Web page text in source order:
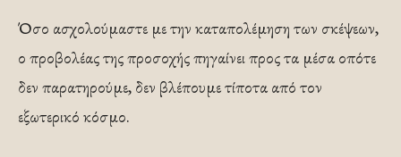
Όσο ασχολούμαστε με την καταπολέμηση των σκέψεων,
ο προβολέας της προσοχής πηγαίνει προς τα μέσα οπότε
δεν παρατηρούμε, δεν βλέπουμε τίποτα από τον
εξωτερικό κόσμο.